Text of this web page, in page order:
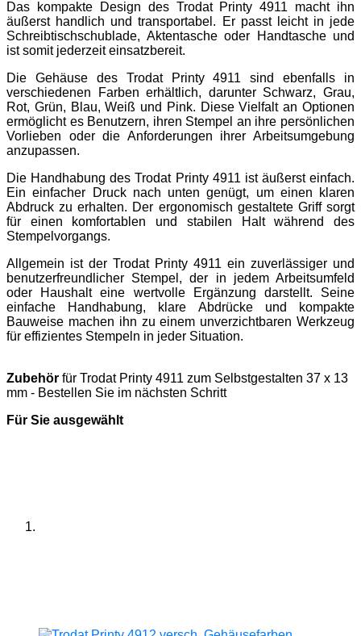
Das kompakte Design des Trodat Printy 4911 macht ihn
äußerst handlich und transportabel. Er passt leicht in jede
Schreibtischschublade, Aktentasche oder Handtasche und
ist somit jederzeit einsatzbereit.
Die Gehäuse des Trodat Printy 4911 sind ebenfalls in
verschiedenen Farben erhältlich, darunter Schwarz, Grau,
Rot, Grün, Blau, Weiß und Pink. Diese Vielfalt an Optionen
ermöglicht es Benutzern, ihren Stempel an ihre persönlichen
Vorlieben oder die Anforderungen ihrer Arbeitsumgebung
anzupassen.
Die Handhabung des Trodat Printy 4911 ist äußerst einfach.
Ein einfacher Druck nach unten genügt, um einen klaren
Abdruck zu erhalten. Der ergonomisch gestaltete Griff sorgt
für einen komfortablen und stabilen Halt während des
Stempelvorgangs.
Allgemein ist der Trodat Printy 4911 ein zuverlässiger und
benutzerfreundlicher Stempel, der in jedem Arbeitsumfeld
oder Haushalt eine wertvolle Ergänzung darstellt. Seine
einfache Handhabung, klare Abdrücke und kompakte
Bauweise machen ihn zu einem unverzichtbaren Werkzeug
für effizientes Stempeln in jeder Situation.
Zubehör für Trodat Printy 4911 zum Selbstgestalten 37 x 13
mm - Bestellen Sie im nächsten Schritt
Für Sie ausgewählt